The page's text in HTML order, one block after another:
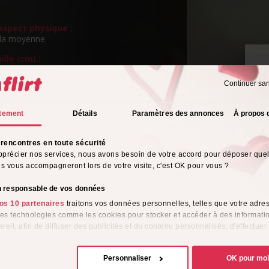
Continuer
Détails Paramètres des annonces À propos
en toute sécurité
nos services, nous avons besoin de votre accord pour déposer
vous accompagneront lors de votre visite, c'est OK pour vous ?
responsable de vos données
10 partenaires traitons vos données personnelles, telles que votre
technologies comme les cookies pour stocker et accéder à des
afin de diffuser des publicités et du contenu personnalisés, d'effectuer
favorisant ainsi le développement de services. Vous avez le choix quant
de vos données et à leurs finalités. Vous pouvez modifier ou retirer votre
Personnaliser OK pour moi
physique :
moyenne
(cm) :
de cheveux :
sexuelle :
vestimentaire :